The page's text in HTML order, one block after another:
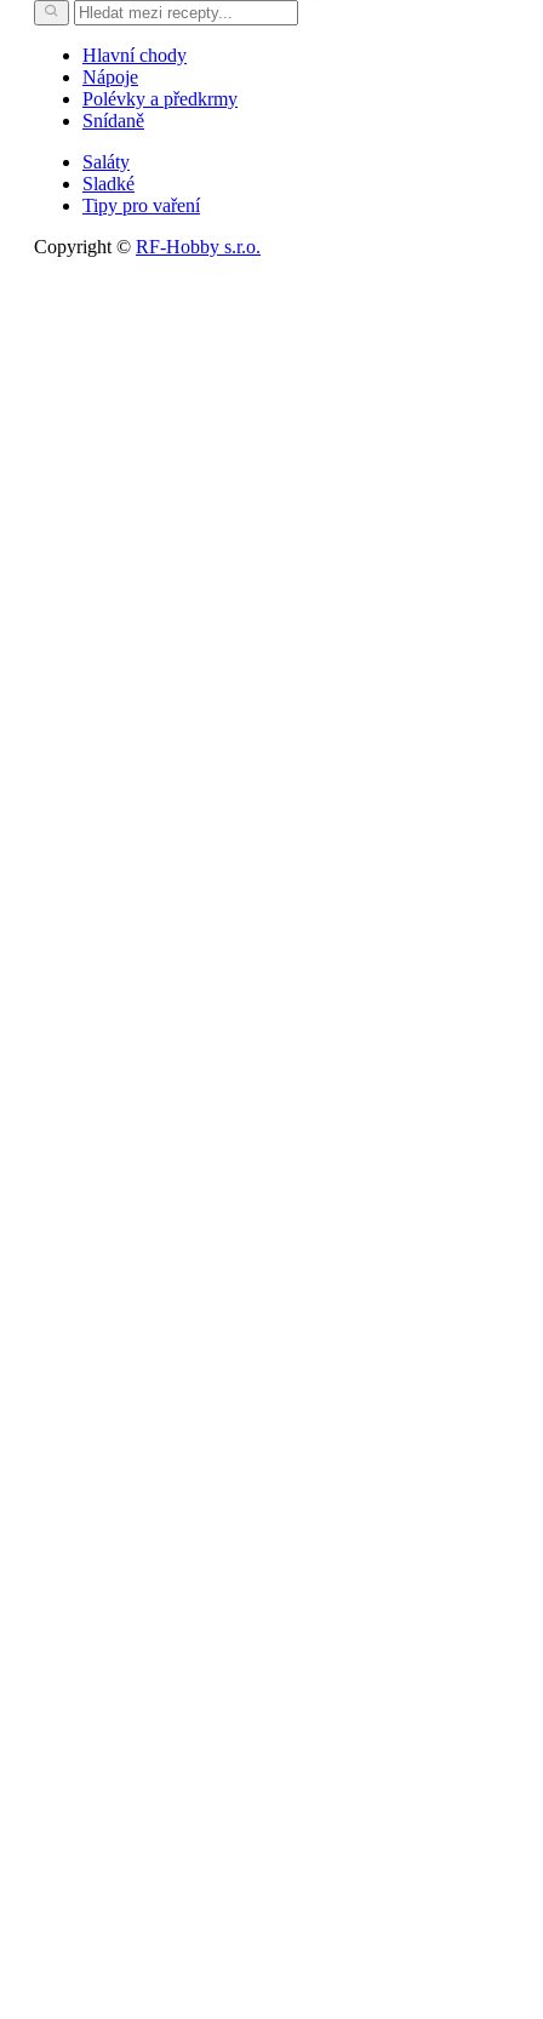
Hlavní chody
Nápoje
Polévky a předkrmy
Snídaně
Saláty
Sladké
Tipy pro vaření
Copyright © RF-Hobby s.r.o.